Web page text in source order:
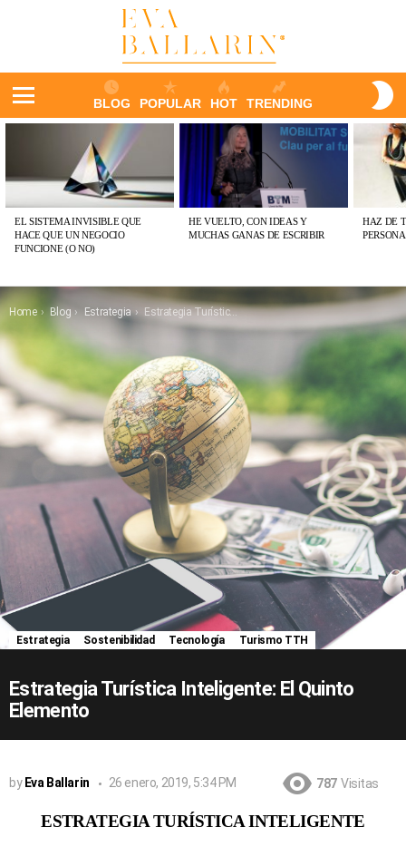
BLOG POPULAR HOT TRENDING
PUBLICACIONES
EL SISTEMA INVISIBLE QUE
HACE QUE UN NEGOCIO
FUNCIONE (O NO)
HE VUELTO, CON IDEAS Y
MUCHAS GANAS DE ESCRIBIR
HAZ DE
You are here:
Home Blog Estrategia Estrategia Turística Inteligente: El Quinto Elemento
Estrategia Sostenibilidad Tecnología Turismo TTH
Estrategia Turística Inteligente: El Quinto
Elemento
by Eva Ballarin 26 enero, 2019, 5:34 PM 787 Visitas
ESTRATEGIA TURÍSTICA INTELIGENTE